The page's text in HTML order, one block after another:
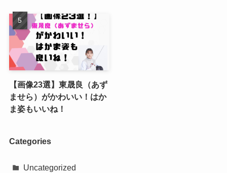
【画像23選】東晟良（あず
ませら）がかわいい！はか
ま姿もいいね！
Categories
Uncategorized